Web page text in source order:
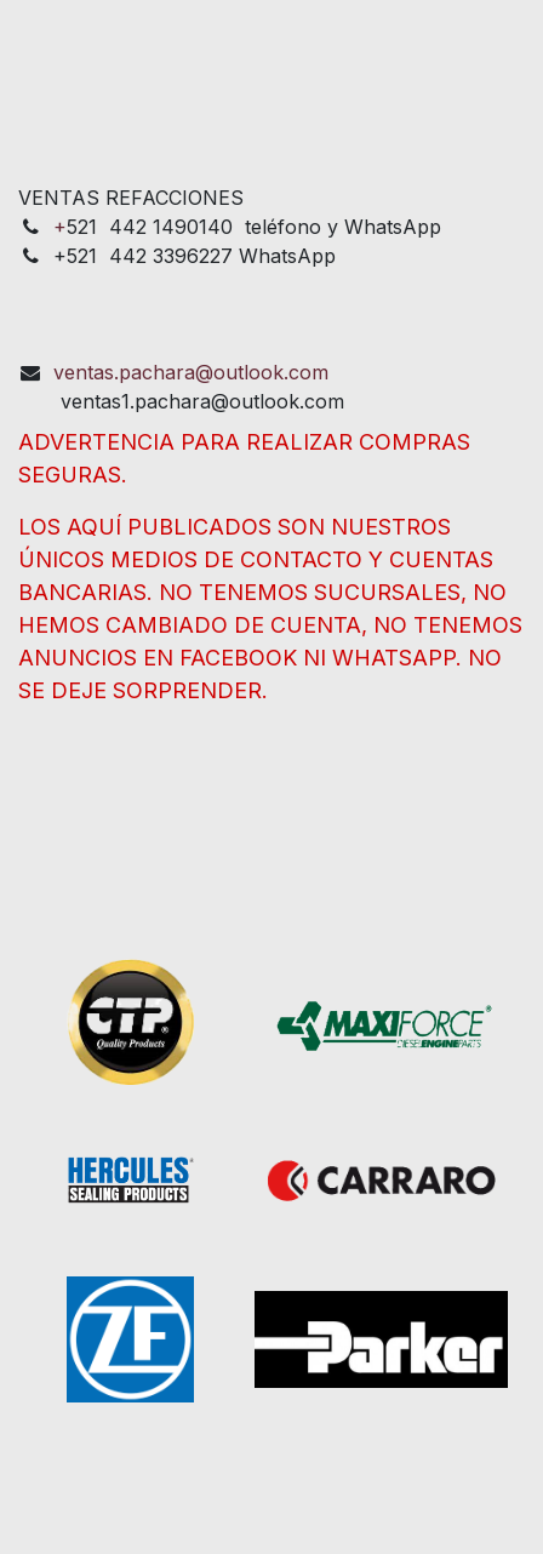
VENTAS REFACCIONES
+521 442 1490140 teléfono y WhatsApp
+521 442 3396227 WhatsApp
ventas.pachara@outlook.com
ventas1.pachara@outlook.com
ADVERTENCIA PARA REALIZAR COMPRAS
SEGURAS.
LOS AQUÍ PUBLICADOS SON NUESTROS
ÚNICOS MEDIOS DE CONTACTO Y CUENTAS
BANCARIAS. NO TENEMOS SUCURSALES, NO
HEMOS CAMBIADO DE CUENTA, NO TENEMOS
ANUNCIOS EN FACEBOOK NI WHATSAPP. NO
SE DEJE SORPRENDER.